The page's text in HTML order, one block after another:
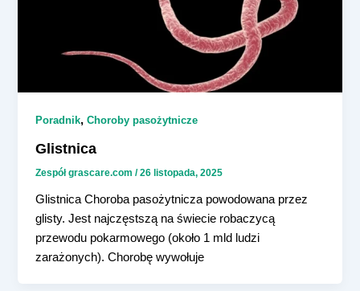
Poradnik,Choroby pasożytnicze
Glistnica
Zespół grascare.com/26 listopada, 2025
Glistnica Choroba pasożytnicza powodowana przez
glisty. Jest najczęstszą na świecie robaczycą
przewodu pokarmowego (około 1 mld ludzi
zarażonych). Chorobę wywołuje